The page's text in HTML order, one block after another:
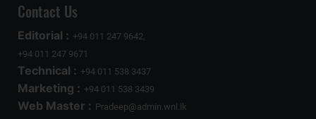
Contact Us
Editorial : +94 011 247 9642,
+94 011 247 9671
Technical : +94 011 538 3437
Marketing : +94 011 538 3439
Web Master : Pradeep@admin.wnl.lk